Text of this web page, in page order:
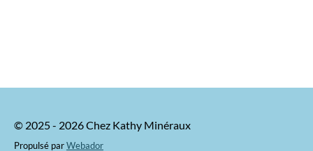
© 2025 - 2026 Chez Kathy Minéraux
Propulsé parWebador